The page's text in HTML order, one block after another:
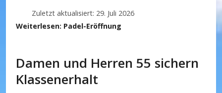
Zuletzt aktualisiert: 29. Juli 2026
Weiterlesen: Padel-Eröffnung
Damen und Herren 55 sichern
Klassenerhalt